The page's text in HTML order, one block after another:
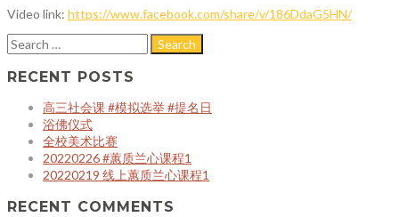
Video link: https://www.facebook.com/share/v/186DdaG5HN/
RECENT POSTS
高三社会课 #模拟选举 #提名日
浴佛仪式
全校美术比赛
20220226 #蕙质兰心课程1
20220219 线上蕙质兰心课程1
RECENT COMMENTS